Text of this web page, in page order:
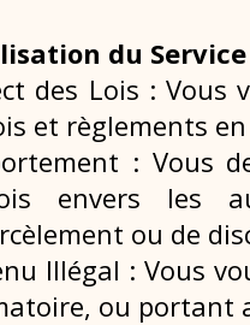
du Service
des Lois : Vous
et règlements
: Vous
envers les
ou de
Illégal : Vous
ou portant